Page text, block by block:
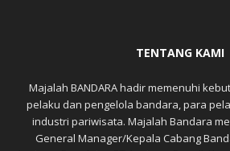
TENTANG KAMI
Majalah BANDARA hadir memenuhi
pelaku dan pengelola bandara, para
industri pariwisata. Majalah Bandara
General Manager/Kepala Cabang